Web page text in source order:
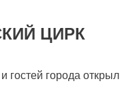
ЦИРК
гостей города открыл